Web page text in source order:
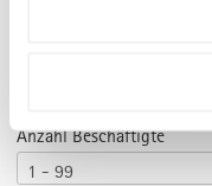
Anzahl Beschäftigte